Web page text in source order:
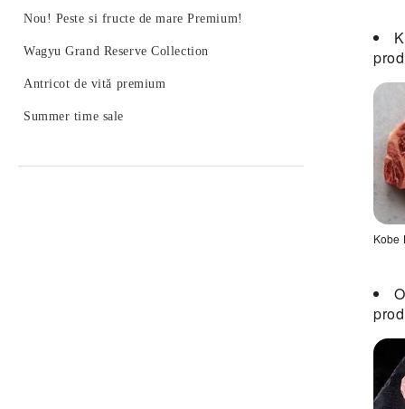
Nou! Peste si fructe de mare Premium!
Wagyu Grand Reserve Collection
Antricot de vită premium
Summer time sale
Se
o
Kobe